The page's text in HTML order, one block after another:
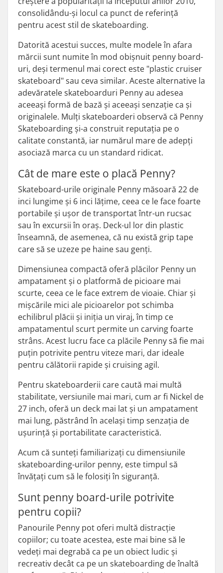
consolidându-și locul ca punct de referință
pentru acest stil de skateboarding.
Datorită acestui succes, multe modele în afara
mărcii sunt numite în mod obișnuit penny board-
uri, deși termenul mai corect este "plastic cruiser
skateboard" sau ceva similar. Aceste alternative la
adevăratele skateboarduri Penny au adesea
aceeași formă de bază și aceeași senzație ca și
originalele. Mulți skateboarderi observă că Penny
Skateboarding și-a construit reputația pe o
calitate constantă, iar numărul mare de adepți
asociază marca cu un standard ridicat.
Cât de mare este o placă Penny?
Skateboard-urile originale Penny măsoară 22 de
inci lungime și 6 inci lățime, ceea ce le face foarte
portabile și ușor de transportat într-un rucsac
sau în excursii în oraș. Deck-ul lor din plastic
înseamnă, de asemenea, că nu există grip tape
care să se uzeze pe haine sau genți.
Dimensiunea compactă oferă plăcilor Penny un
ampatament și o platformă de picioare mai
scurte, ceea ce le face extrem de vioaie. Chiar și
mișcările mici ale picioarelor pot schimba
echilibrul plăcii și iniția un viraj, în timp ce
ampatamentul scurt permite un carving foarte
strâns. Acest lucru face ca plăcile Penny să fie mai
puțin potrivite pentru viteze mari, dar ideale
pentru călătorii rapide și cruising agil.
Pentru skateboarderii care caută mai multă
stabilitate, versiunile mai mari, cum ar fi Nickel de
27 inch, oferă un deck mai lat și un ampatament
mai lung, păstrând în același timp senzația de
ușurință și portabilitate caracteristică.
Acum că sunteți familiarizați cu dimensiunile
skateboarding-urilor penny, este timpul să
învățați cum să le folosiți în siguranță.
Sunt penny board-urile potrivite
pentru copii?
Panourile Penny pot oferi multă distracție
copiilor; cu toate acestea, este mai bine să le
vedeți mai degrabă ca pe un obiect ludic și
recreativ decât ca pe un skateboarding de înaltă